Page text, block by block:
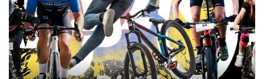
GASTRONOMIA
ZDJĘCIA
W RZESZOWIE